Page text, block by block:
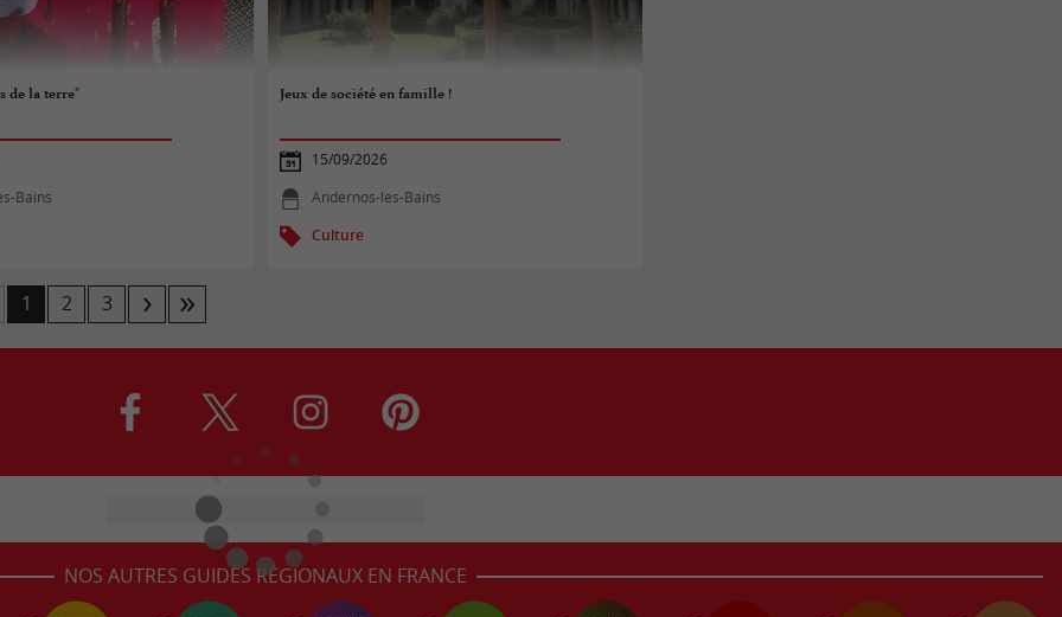
de la terre"
Bains
Jeux de société en famille !
15/09/2026
Andernos-les-Bains
Culture
1 2 3
NOS AUTRES GUIDES RÉGIONAUX EN FRANCE